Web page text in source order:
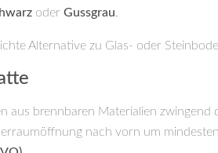
oder Gussgrau.
Alternative zu Glas- oder
aus brennbaren Materialien
nach vorn um